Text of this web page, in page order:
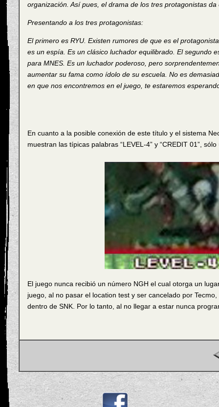
organización. Así pues, el drama de los tres protagonistas da
Presentando a los tres protagonistas:
El primero es RYU. Existen rumores de que es el
es un espía. Es un clásico luchador equilibrado. El segundo
para MNES. Es un luchador poderoso, pero
aumentar su fama como ídolo de su escuela. No es
en que nos encontremos en el juego, te estaremos
En cuanto a la posible conexión de este título y el sistema
muestran las típicas palabras “LEVEL-4” y “CREDIT 01”,
El juego nunca recibió un número NGH el cual otorga un
juego, al no pasar el location test y ser cancelado por
dentro de SNK. Por lo tanto, al no llegar a estar nunca